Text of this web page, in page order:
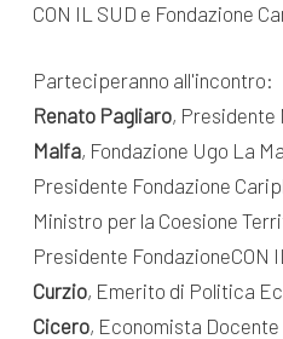
CON IL SUD e Fondazione
Parteciperanno all'incontro:
Renato Pagliaro, Presidente
Malfa, Fondazione Ugo La
Presidente Fondazione
Ministro per la Coesione
Presidente FondazioneCON
Curzio, Emerito di Politica
Cicero, Economista
Seguici sui social: